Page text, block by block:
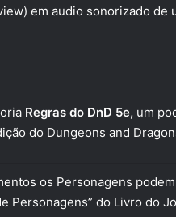
em audio sonorizado de
Regras do DnD 5e, um
do Dungeons and
os Personagens
Personagens” do Livro do